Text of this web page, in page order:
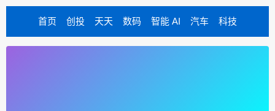
首页 创投 天天 数码 智能 AI 汽车 科技